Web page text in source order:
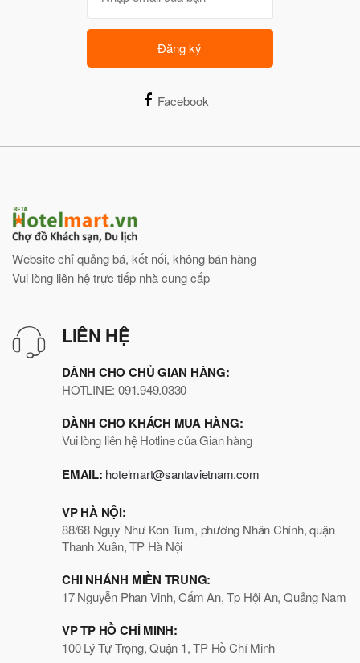
Đăng ký
Facebook
Website chỉ quảng bá, kết nối, không bán hàng
Vui lòng liên hệ trực tiếp nhà cung cấp
LIÊN HỆ
DÀNH CHO CHỦ GIAN HÀNG:
HOTLINE: 091.949.0330
DÀNH CHO KHÁCH MUA HÀNG:
Vui lòng liên hệ Hotline của Gian hàng
EMAIL: hotelmart@santavietnam.com
VP HÀ NỘI:
88/68 Ngụy Như Kon Tum, phường Nhân Chính, quận
Thanh Xuân, TP Hà Nội
CHI NHÁNH MIỀN TRUNG:
17 Nguyễn Phan Vinh, Cẩm An, Tp Hội An, Quảng Nam
VP TP HỒ CHÍ MINH:
100 Lý Tự Trọng, Quận 1, TP Hồ Chí Minh